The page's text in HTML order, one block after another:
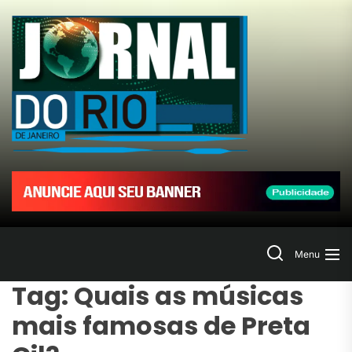
the
content
Jornal
do
Rio
de
SearchMenu
Tag: Quais as músicas
mais famosas de Preta